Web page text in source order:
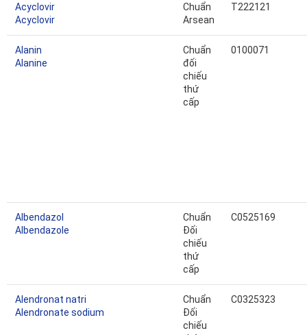
Acyclovir
Acyclovir
Chuẩn
Arsean
T222121
Alanin
Alanine
Chuẩn
đối
chiếu
thứ
cấp
0100071
Albendazol
Albendazole
Chuẩn
Đối
chiếu
thứ
cấp
C0525169
Alendronat natri
Alendronate sodium
Chuẩn
Đối
chiếu
C0325323